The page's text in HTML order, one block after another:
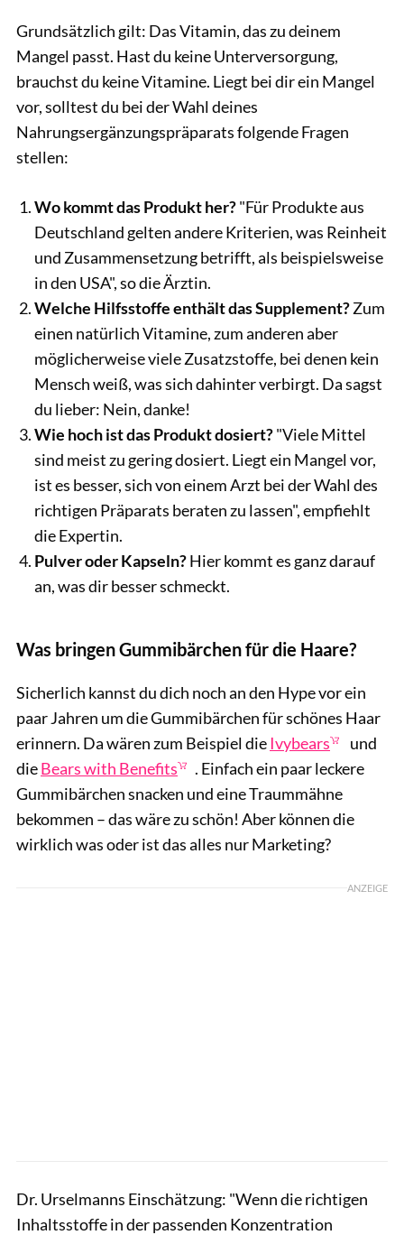
Grundsätzlich gilt: Das Vitamin, das zu deinem
Mangel passt. Hast du keine Unterversorgung,
brauchst du keine Vitamine. Liegt bei dir ein Mangel
vor, solltest du bei der Wahl deines
Nahrungsergänzungspräparats folgende Fragen
stellen:
Wo kommt das Produkt her?"Für Produkte aus
Deutschland gelten andere Kriterien, was Reinheit
und Zusammensetzung betrifft, als beispielsweise
in den USA", so die Ärztin.
Welche Hilfsstoffe enthält das Supplement?Zum
einen natürlich Vitamine, zum anderen aber
möglicherweise viele Zusatzstoffe, bei denen kein
Mensch weiß, was sich dahinter verbirgt. Da sagst
du lieber: Nein, danke!
Wie hoch ist das Produkt dosiert?"Viele Mittel
sind meist zu gering dosiert. Liegt ein Mangel vor,
ist es besser, sich von einem Arzt bei der Wahl des
richtigen Präparats beraten zu lassen", empfiehlt
die Expertin.
Pulver oder Kapseln?Hier kommt es ganz darauf
an, was dir besser schmeckt.
Was bringen Gummibärchen für die Haare?
Sicherlich kannst du dich noch an den Hype vor ein
paar Jahren um die Gummibärchen für schönes Haar
erinnern. Da wären zum Beispiel dieIvybears
und
dieBears with Benefits
. Einfach ein paar leckere
Gummibärchen snacken und eine Traummähne
bekommen – das wäre zu schön! Aber können die
wirklich was oder ist das alles nur Marketing?
ANZEIGE
Dr. Urselmanns Einschätzung: "Wenn die richtigen
Inhaltsstoffe in der passenden Konzentration